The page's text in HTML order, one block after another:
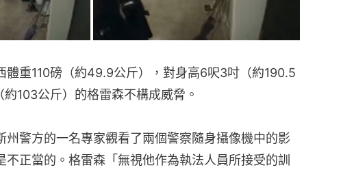
體重110磅（約49.9公斤），對身高6呎3吋（約190.5
103公斤）的格雷森不構成威脅。
州警方的一名專家觀看了兩個警察隨身攝像機中的影
不正當的。格雷森「無視他作為執法人員所接受的訓